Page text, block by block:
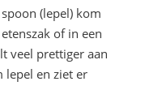
(lepel) kom
of in een
veel prettiger aan
lepel en ziet er